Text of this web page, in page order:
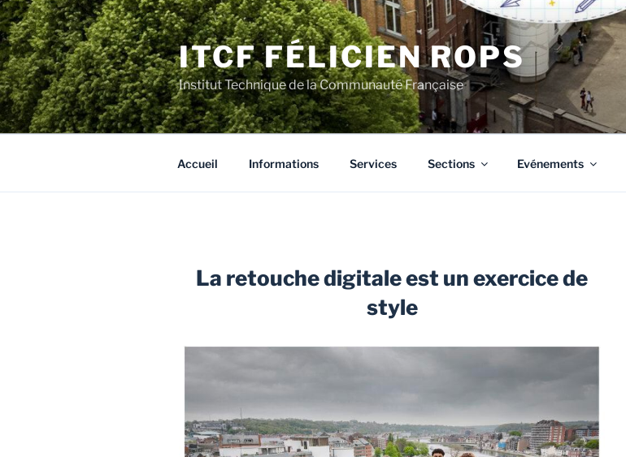
Aller
au
contenu
principal
ITCF FÉLICIEN ROPS
Institut Technique de la Communauté Française
Accueil Informations Services Sections Evénements
La retouche digitale est un exercice de
style